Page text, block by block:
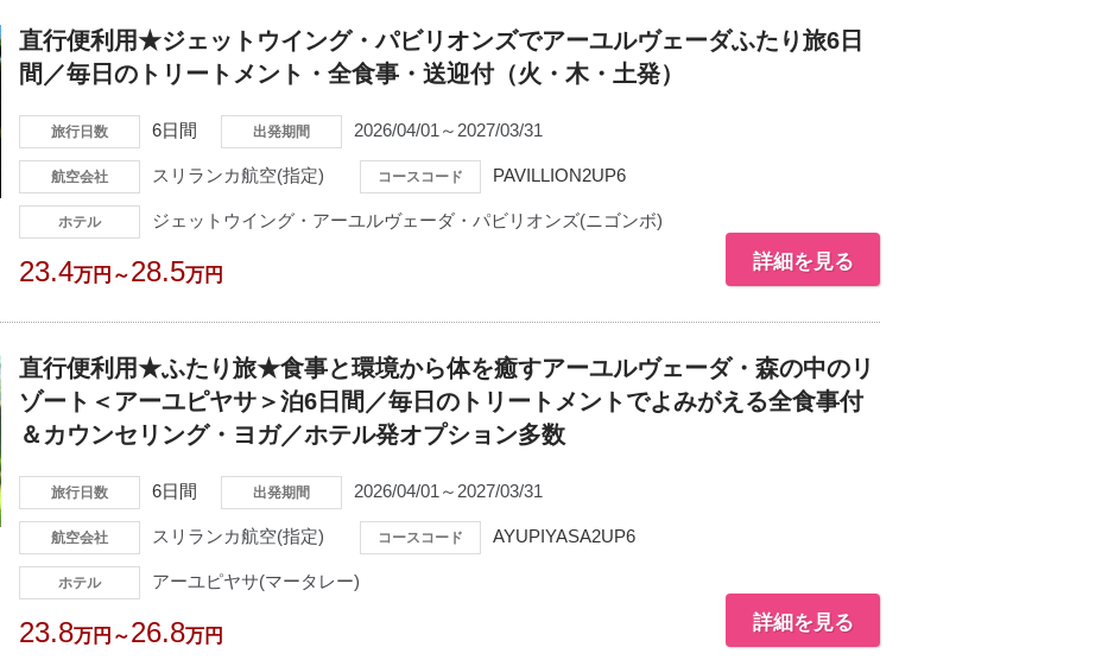
直行便利用★ジェットウイング・パビリオンズでアーユルヴェーダふたり旅6日
間／毎日のトリートメント・全食事・送迎付（火・木・土発）
旅行日数 6日間 出発期間 2026/04/01～2027/03/31
航空会社 スリランカ航空(指定) コースコード PAVILLION2UP6
ホテル ジェットウイング・アーユルヴェーダ・パビリオンズ(ニゴンボ)
23.4万円～28.5万円
詳細を見る
直行便利用★ふたり旅★食事と環境から体を癒すアーユルヴェーダ・森の中のリ
ゾート＜アーユピヤサ＞泊6日間／毎日のトリートメントでよみがえる全食事付
＆カウンセリング・ヨガ／ホテル発オプション多数
旅行日数 6日間 出発期間 2026/04/01～2027/03/31
航空会社 スリランカ航空(指定) コースコード AYUPIYASA2UP6
ホテル アーユピヤサ(マータレー)
23.8万円～26.8万円
詳細を見る